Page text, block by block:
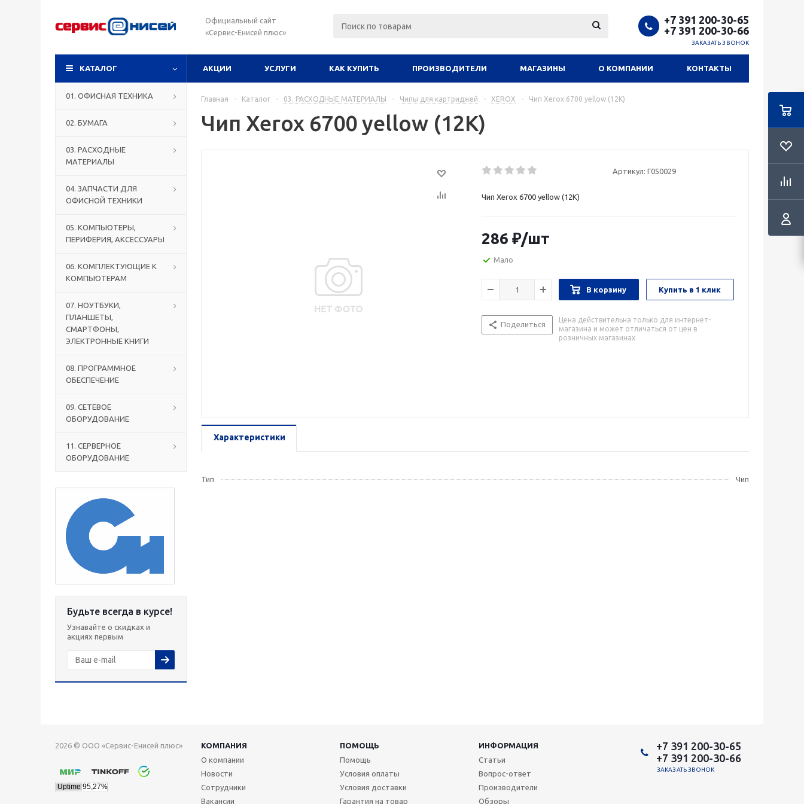
Официальный сайт
«Сервис-Енисей плюс»
+7 391 200-30-65
+7 391 200-30-66
ЗАКАЗАТЬ ЗВОНОК
КАТАЛОГ АКЦИИ УСЛУГИ КАК КУПИТЬ ПРОИЗВОДИТЕЛИ МАГАЗИНЫ О КОМПАНИИ КОНТАКТЫ
01. ОФИСНАЯ ТЕХНИКА
02. БУМАГА
03. РАСХОДНЫЕ
МАТЕРИАЛЫ
04. ЗАПЧАСТИ ДЛЯ
ОФИСНОЙ ТЕХНИКИ
05. КОМПЬЮТЕРЫ,
ПЕРИФЕРИЯ, АКСЕССУАРЫ
06. КОМПЛЕКТУЮЩИЕ К
КОМПЬЮТЕРАМ
07. НОУТБУКИ,
ПЛАНШЕТЫ,
СМАРТФОНЫ,
ЭЛЕКТРОННЫЕ КНИГИ
08. ПРОГРАММНОЕ
ОБЕСПЕЧЕНИЕ
09. СЕТЕВОЕ
ОБОРУДОВАНИЕ
11. СЕРВЕРНОЕ
ОБОРУДОВАНИЕ
Будьте всегда в курсе!
Узнавайте о скидках и
акциях первым
Главная - Каталог - 03. РАСХОДНЫЕ МАТЕРИАЛЫ - Чипы для картриджей - XEROX - Чип Xerox 6700 yellow (12К)
Чип Xerox 6700 yellow (12К)
Артикул: Г050029
Чип Xerox 6700 yellow (12К)
286 ₽/шт
Мало
В корзину Купить в 1 клик
Поделиться
Цена действительна только для интернет-
магазина и может отличаться от цен в
розничных магазинах
Характеристики
Тип Чип
2026 © ООО «Сервис-Енисей плюс» КОМПАНИЯ ПОМОЩЬ
ИНФОРМАЦИЯ
О компании
Новости
Сотрудники
Вакансии
Помощь
Условия оплаты
Условия доставки
Гарантия на товар
Статьи
Вопрос-ответ
Производители
Обзоры
+7 391 200-30-65
+7 391 200-30-66
ЗАКАЗАТЬ ЗВОНОК